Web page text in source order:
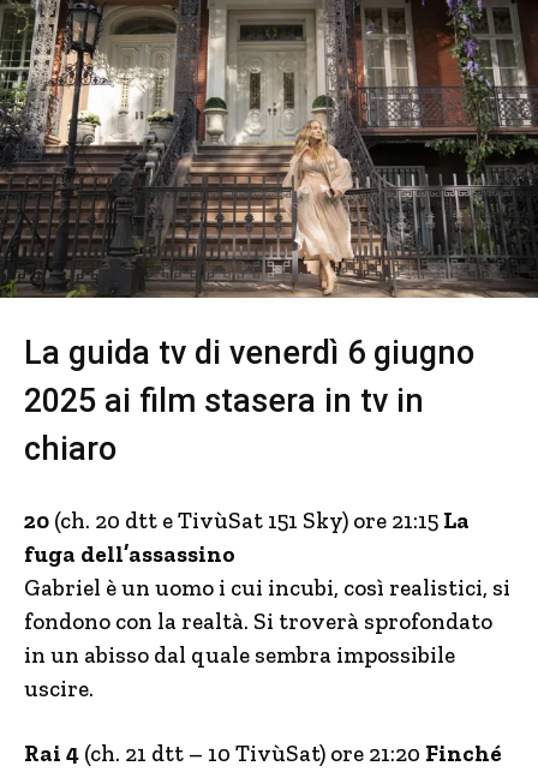
La guida tv di venerdì 6 giugno
2025 ai film stasera in tv in
chiaro
20 (ch. 20 dtt e TivùSat 151 Sky) ore 21:15 La
fuga dell’assassino
Gabriel è un uomo i cui incubi, così realistici, si
fondono con la realtà. Si troverà sprofondato
in un abisso dal quale sembra impossibile
uscire.
Rai 4 (ch. 21 dtt – 10 TivùSat) ore 21:20 Finché